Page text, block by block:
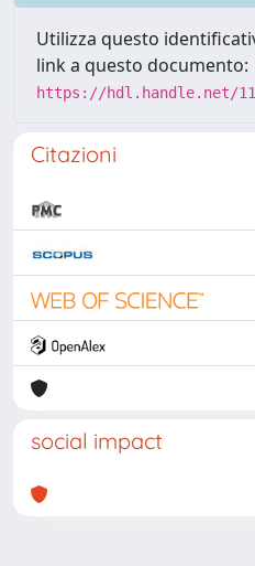
Utilizza questo
link a questo documento:
https://hdl.handle.net/
Citazioni
social impact